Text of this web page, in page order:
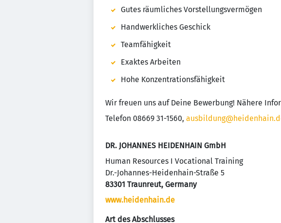
Gutes räumliches Vorstellungsvermögen
Handwerkliches Geschick
Teamfähigkeit
Exaktes Arbeiten
Hohe Konzentrationsfähigkeit
Wir freuen uns auf Deine Bewerbung! Nähere
Telefon 08669 31-1560,
DR. JOHANNES HEIDENHAIN GmbH
Human Resources I Vocational Training
Dr.-Johannes-Heidenhain-Straße 5
83301 Traunreut, Germany
www.heidenhain.de
Art des Abschlusses